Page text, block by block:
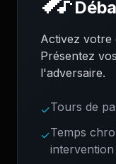
Activez votre
Présentez
l'adversaire.
✓Tours de
✓Temps
intervention